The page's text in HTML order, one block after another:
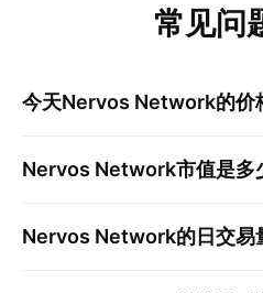
常见问
今天Nervos Network的价
Nervos Network市值是多
Nervos Network的日交易